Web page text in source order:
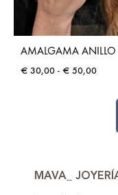
AMALGAMA ANILLO
€ 30,00 - € 50,00
MAVA_